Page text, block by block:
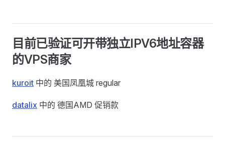
目前已验证可开带独立IPV6地址容器
的VPS商家
kuroit 中的 美国凤凰城 regular
datalix 中的 德国AMD 促销款